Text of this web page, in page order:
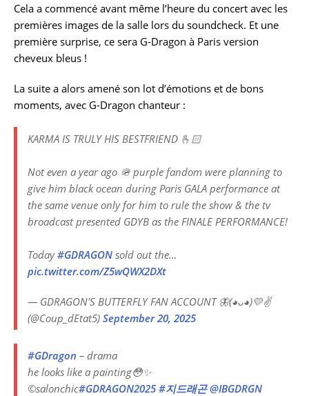
Cela a commencé avant même l’heure du concert avec les
premières images de la salle lors du soundcheck. Et une
première surprise, ce sera G-Dragon à Paris version
cheveux bleus !
La suite a alors amené son lot d’émotions et de bons
moments, avec G-Dragon chanteur :
KARMA IS TRULY HIS BESTFRIEND 🫰🏻
Not even a year ago 🪖 purple fandom were planning to
give him black ocean during Paris GALA performance at
the same venue only for him to rule the show & the tv
broadcast presented GDYB as the FINALE PERFORMANCE!
Today#GDRAGON sold out the…
pic.twitter.com/Z5wQWX2DXt
— GDRAGON'S BUTTERFLY FAN ACCOUNT 🦋(◕ᴗ◕)💛✌
(@Coup_dEtat5) September 20, 2025
#GDragon – drama
he looks like a painting😳✨️
©️salonchic#GDRAGON2025 #지드래곤 @IBGDRGN